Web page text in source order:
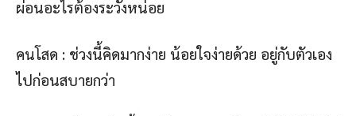
ผ่อนอะไรต้องระวังหน่อย
คนโสด : ช่วงนี้คิดมากง่าย น้อยใจง่ายด้วย อยู่กับตัวเอง
ไปก่อนสบายกว่า